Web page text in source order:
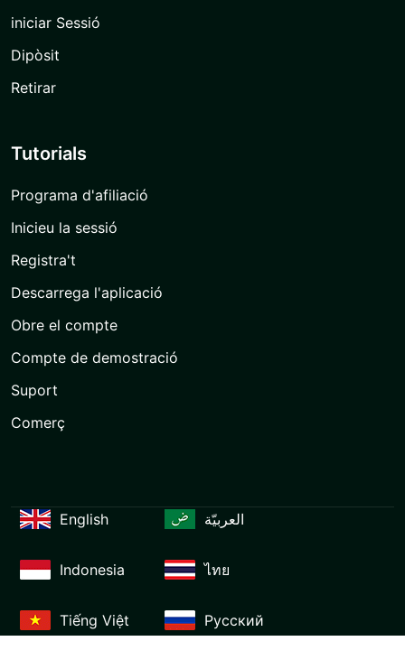
iniciar Sessió
Dipòsit
Retirar
Tutorials
Programa d'afiliació
Inicieu la sessió
Registra't
Descarrega l'aplicació
Obre el compte
Compte de demostració
Suport
Comerç
English العربيّة
Indonesia ไทย
Tiếng Việt Русский